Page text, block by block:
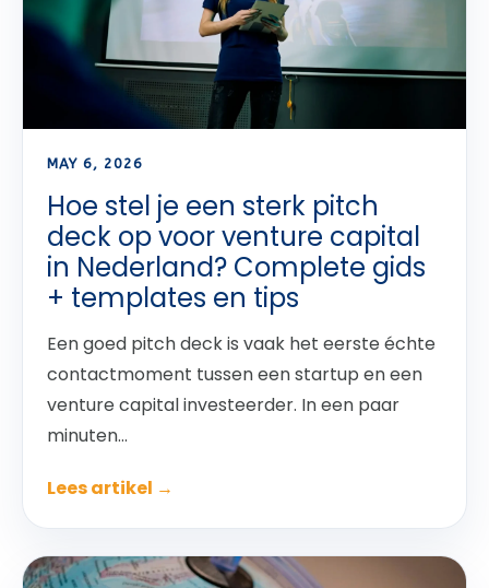
MAY 6, 2026
Hoe stel je een sterk pitch
deck op voor venture capital
in Nederland? Complete gids
+ templates en tips
Een goed pitch deck is vaak het eerste échte
contactmoment tussen een startup en een
venture capital investeerder. In een paar
minuten...
Lees artikel →